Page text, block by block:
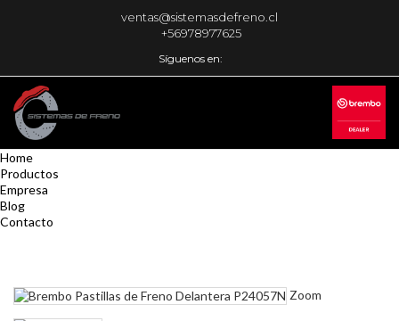
ventas@sistemasdefreno.cl
+56978977625
Síguenos en:
Home
Productos
Empresa
Blog
Contacto
Zoom